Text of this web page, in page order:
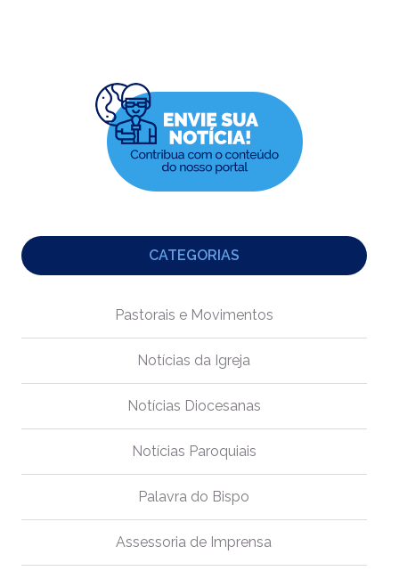
CATEGORIAS
Pastorais e Movimentos
Notícias da Igreja
Notícias Diocesanas
Notícias Paroquiais
Palavra do Bispo
Assessoria de Imprensa